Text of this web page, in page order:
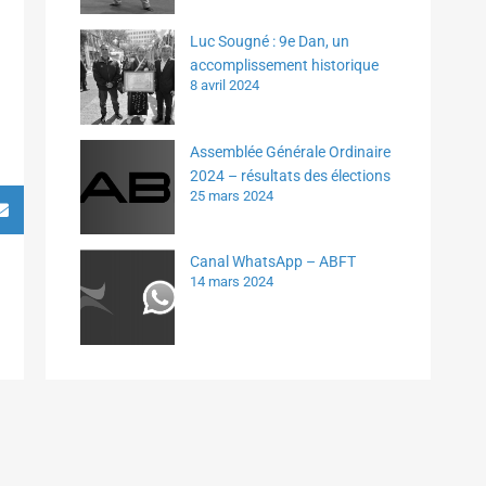
Luc Sougné : 9e Dan, un
accomplissement historique
8 avril 2024
Assemblée Générale Ordinaire
2024 – résultats des élections
25 mars 2024
Canal WhatsApp – ABFT
14 mars 2024